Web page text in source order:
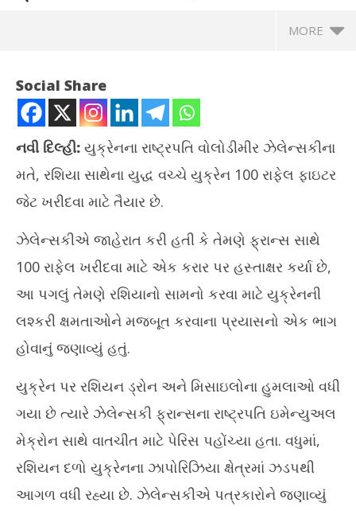
MORE
NOW VIEWING
રશિયા સાથેના યુદ્ધ વચ્ચે હવે યુક્રેન ફ્રાન્સ પાસેથી 100 રાફેલ
ખરીદશે
November
18, 2025
Social Share
નવી દિલ્હી: યુક્રેનના રાષ્ટ્રપતિ વોલોડીમીર ઝેલેન્સકીના
મતે, રશિયા સાથેના યુદ્ધ વચ્ચે યુક્રેન 100 રાફેલ ફાઇટર
જેટ ખરીદવા માટે તૈયાર છે.
ઝેલેન્સકીએ જાહેરાત કરી હતી કે તેમણે ફ્રાન્સ સાથે
100 રાફેલ ખરીદવા માટે એક કરાર પર હસ્તાક્ષર કર્યા છે,
આ પગલું તેમણે રશિયાનો સામનો કરવા માટે યુક્રેનની
લશ્કરી ક્ષમતાઓને મજબૂત કરવાના પ્રયાસનો એક ભાગ
હોવાનું જણાવ્યું હતું.
યુક્રેન પર રશિયન ડ્રોન અને મિસાઇલોના હુમલાઓ વધી
ગયા છે ત્યારે ઝેલેન્સકી ફ્રાન્સના રાષ્ટ્રપતિ ઇમેન્યુઅલ
મેક્રોન સાથે વાતચીત માટે પેરિસ પહોંચ્યા હતા. વધુમાં,
રશિયન દળો યુક્રેનના ઝાપોરિઝિયા ક્ષેત્રમાં ઝડપથી
આગળ વધી રહ્યા છે. ઝેલેન્સકીએ પત્રકારોને જણાવ્યું